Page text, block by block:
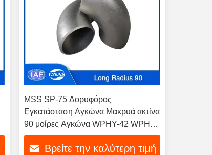
MSS SP-75 Δορυφόρος
Εγκατάσταση Αγκώνα Μακρυά ακτίνα
90 μοίρες Αγκώνα WPHY-42 WPHY-
46 WPHY-52
Βρείτε την καλύτερη τιμή